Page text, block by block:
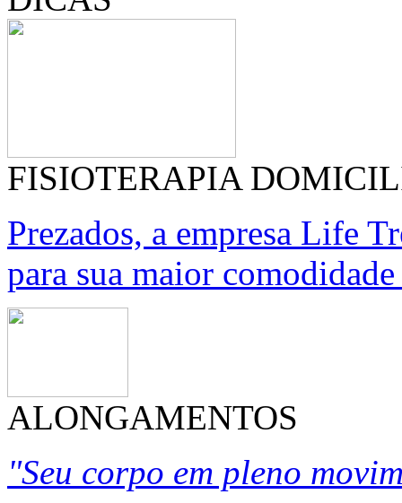
FISIOTERAPIA
Prezados, a empresa Life
para sua maior
ALONGAMENTOS
"Seu corpo em pleno